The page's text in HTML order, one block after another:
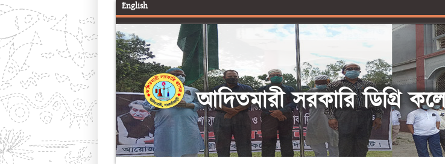
English
আদিতমারী সরকারি ডিগ্রি